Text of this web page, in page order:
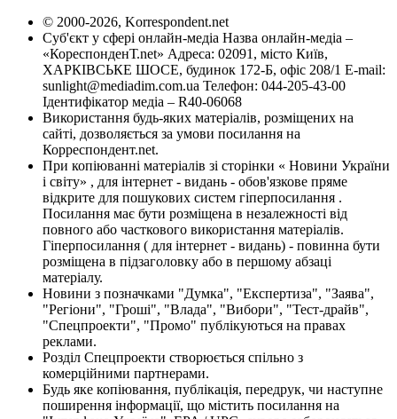
© 2000-2026, Korrespondent.net
Суб'єкт у сфері онлайн-медіа Назва онлайн-медіа –
«КореспонденТ.net» Адреса: 02091, місто Київ,
ХАРКІВСЬКЕ ШОСЕ, будинок 172-Б, офіс 208/1 E-mail:
sunlight@mediadim.com.ua Телефон: 044-205-43-00
Ідентифікатор медіа – R40-06068
Використання будь-яких матеріалів, розміщених на
сайті, дозволяється за умови посилання на
Корреспондент.net.
При копіюванні матеріалів зі сторінки « Новини України
і світу» , для інтернет - видань - обов'язкове пряме
відкрите для пошукових систем гіперпосилання .
Посилання має бути розміщена в незалежності від
повного або часткового використання матеріалів.
Гіперпосилання ( для інтернет - видань) - повинна бути
розміщена в підзаголовку або в першому абзаці
матеріалу.
Новини з позначками "Думка", "Експертиза", "Заява",
"Регіони", "Гроші", "Влада", "Вибори", "Тест-драйв",
"Спецпроекти", "Промо" публікуються на правах
реклами.
Розділ Спецпроекти створюється спільно з
комерційними партнерами.
Будь яке копіювання, публікація, передрук, чи наступне
поширення інформації, що містить посилання на